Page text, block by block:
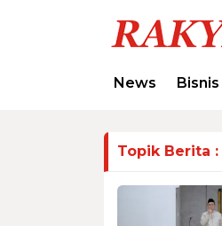
News Bisnis
Topik Berita :